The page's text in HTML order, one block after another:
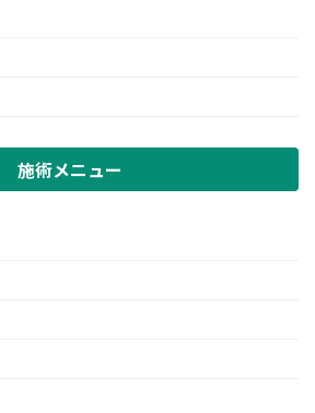
施術メニュー